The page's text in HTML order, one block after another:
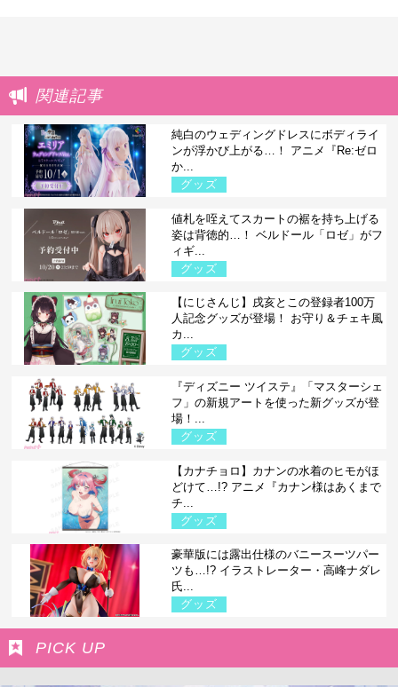
関連記事
純白のウェディングドレスにボディライ
ンが浮かび上がる…！ アニメ『Re:ゼロ
か...
グッズ
値札を咥えてスカートの裾を持ち上げる
姿は背徳的…！ ベルドール「ロゼ」がフ
ィギ...
グッズ
【にじさんじ】戌亥とこの登録者100万
人記念グッズが登場！ お守り＆チェキ風
カ...
グッズ
『ディズニー ツイステ』「マスターシェ
フ」の新規アートを使った新グッズが登
場！...
グッズ
【カナチョロ】カナンの水着のヒモがほ
どけて…!? アニメ『カナン様はあくまで
チ...
グッズ
豪華版には露出仕様のバニースーツパー
ツも…!? イラストレーター・高峰ナダレ
氏...
グッズ
PICK UP